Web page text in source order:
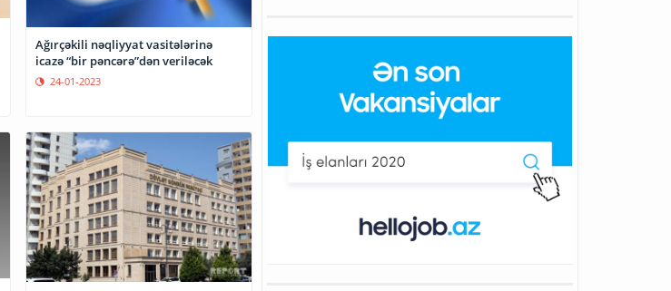
Ağırçəkili nəqliyyat vasitələrinə
icazə “bir pəncərə”dən veriləcək
24-01-2023